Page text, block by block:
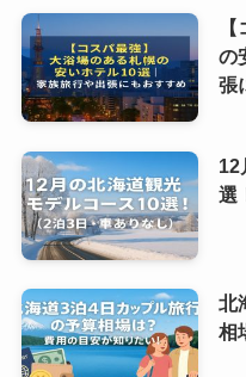
の
張
12
選
北
相